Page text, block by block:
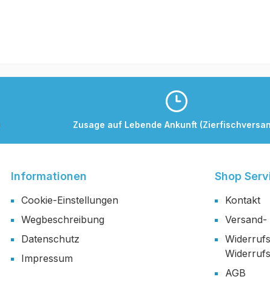
Zusage auf Lebende Ankunft
Informationen
Cookie-Einstellungen
Wegbeschreibung
Datenschutz
Impressum
Shop
Kontakt
Versand-
AGB